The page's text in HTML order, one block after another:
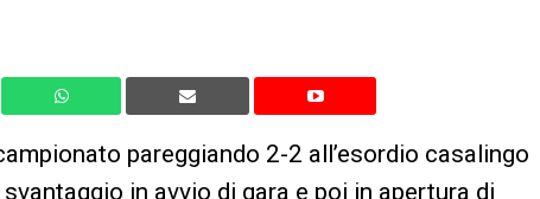
pareggiando 2-2 all’esordio casalingo
in avvio di gara e poi in apertura di